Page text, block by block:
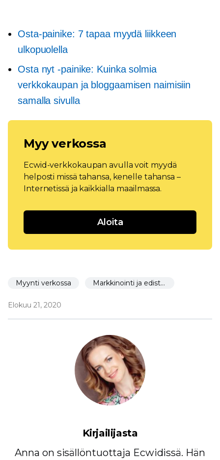
Osta-painike: 7 tapaa myydä liikkeen
ulkopuolella
Osta nyt -painike: Kuinka solmia
verkkokaupan ja bloggaamisen naimisiin
samalla sivulla
Myy verkossa
Ecwid-verkkokaupan avulla voit myydä
helposti missä tahansa, kenelle tahansa –
Internetissä ja kaikkialla maailmassa.
Aloita
Myynti verkossa Markkinointi ja edistäminen
Elokuu 21, 2020
Kirjailijasta
Anna on sisällöntuottaja Ecwidissä. Hän